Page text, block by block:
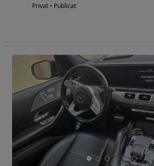
Privat • Publicat